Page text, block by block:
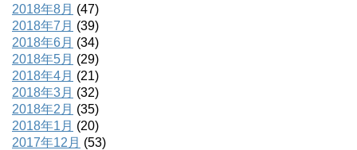
2018年8月 (47)
2018年7月 (39)
2018年6月 (34)
2018年5月 (29)
2018年4月 (21)
2018年3月 (32)
2018年2月 (35)
2018年1月 (20)
2017年12月 (53)